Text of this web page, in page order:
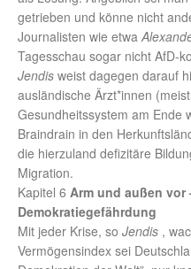
getrieben und könne nicht
Journalisten wie etwa
Tagesschau sogar nicht AfD-
Jendis weist dagegen darauf
ausländische Ärzt*innen
Gesundheitssystem am Ende
Braindrain in den
die hierzuland defizitäre
Migration.
Kapitel 6 Arm und außen
Demokratiegefährdung
Mit jeder Krise, so Jendis ,
Vermögensindex sei